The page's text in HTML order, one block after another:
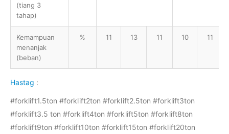
(tiang 3
tahap)
Kemampuan
menanjak
(beban)
% 11 13 11 10 11
Hastag :
#forklift1.5ton #forklift2ton #forklift2.5ton #forklift3ton
#forklift3.5 ton #forklift4ton #forklift5ton #forklift8ton
#forklift9ton #forklift10ton #forklift15ton #forklift20ton